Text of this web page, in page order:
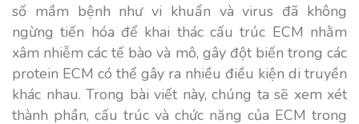
số mầm bệnh như vi khuẩn và virus đã không
ngừng tiến hóa để khai thác cấu trúc ECM nhằm
xâm nhiễm các tế bào và mô, gây đột biến trong các
protein ECM có thể gây ra nhiều điều kiện di truyền
khác nhau. Trong bài viết này, chúng ta sẽ xem xét
thành phần, cấu trúc và chức năng của ECM trong